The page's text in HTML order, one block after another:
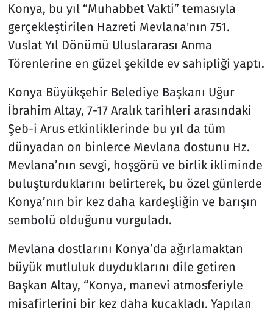
Konya, bu yıl “Muhabbet Vakti” temasıyla
gerçekleştirilen Hazreti Mevlana'nın 751.
Vuslat Yıl Dönümü Uluslararası Anma
Törenlerine en güzel şekilde ev sahipliği yaptı.
Konya Büyükşehir Belediye Başkanı Uğur
İbrahim Altay, 7-17 Aralık tarihleri arasındaki
Şeb-i Arus etkinliklerinde bu yıl da tüm
dünyadan on binlerce Mevlana dostunu Hz.
Mevlana’nın sevgi, hoşgörü ve birlik ikliminde
buluşturduklarını belirterek, bu özel günlerde
Konya’nın bir kez daha kardeşliğin ve barışın
sembolü olduğunu vurguladı.
Mevlana dostlarını Konya’da ağırlamaktan
büyük mutluluk duyduklarını dile getiren
Başkan Altay, “Konya, manevi atmosferiyle
misafirlerini bir kez daha kucakladı. Yapılan
Teknoloji ve Bilim
Televizyon